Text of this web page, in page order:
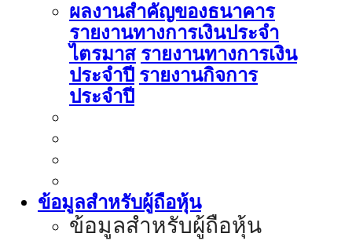
ผลงานสำคัญของธนาคาร
รายงานทางการเงินประจำ
ไตรมาส รายงานทางการเงิน
ประจำปี รายงานกิจการ
ประจำปี
ข้อมูลสำหรับผู้ถือหุ้น
ข้อมูลสำหรับผู้ถือหุ้น